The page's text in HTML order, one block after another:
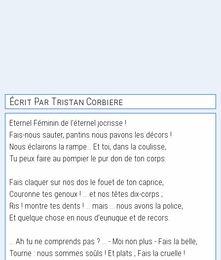
Écrit Par Tristan Corbiere
Eternel Féminin de l'éternel jocrisse !
Fais-nous sauter, pantins nous pavons les décors !
Nous éclairons la rampe... Et toi, dans la coulisse,
Tu peux faire au pompier le pur don de ton corps.
Fais claquer sur nos dos le fouet de ton caprice,
Couronne tes genoux ! ... et nos têtes dix-corps ;
Ris ! montre tes dents ! ... mais ... nous avons la police,
Et quelque chose en nous d'eunuque et de recors.
... Ah tu ne comprends pas ? ... - Moi non plus - Fais la belle,
Tourne : nous sommes soûls ! Et plats ; Fais la cruelle !